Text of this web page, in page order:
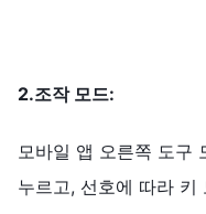
2.조작 모드:
모바일 앱 오른쪽 도구
누르고, 선호에 따라 키